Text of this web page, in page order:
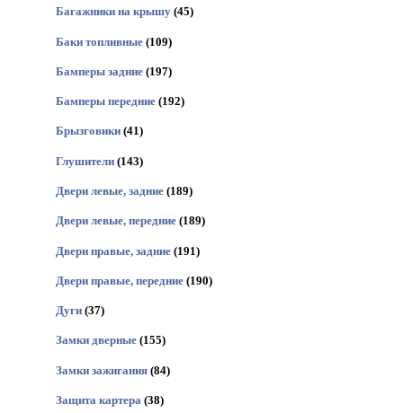
Багажники на крышу (45)
Баки топливные (109)
Бамперы задние (197)
Бамперы передние (192)
Брызговики (41)
Глушители (143)
Двери левые, задние (189)
Двери левые, передние (189)
Двери правые, задние (191)
Двери правые, передние (190)
Дуги (37)
Замки дверные (155)
Замки зажигания (84)
Защита картера (38)